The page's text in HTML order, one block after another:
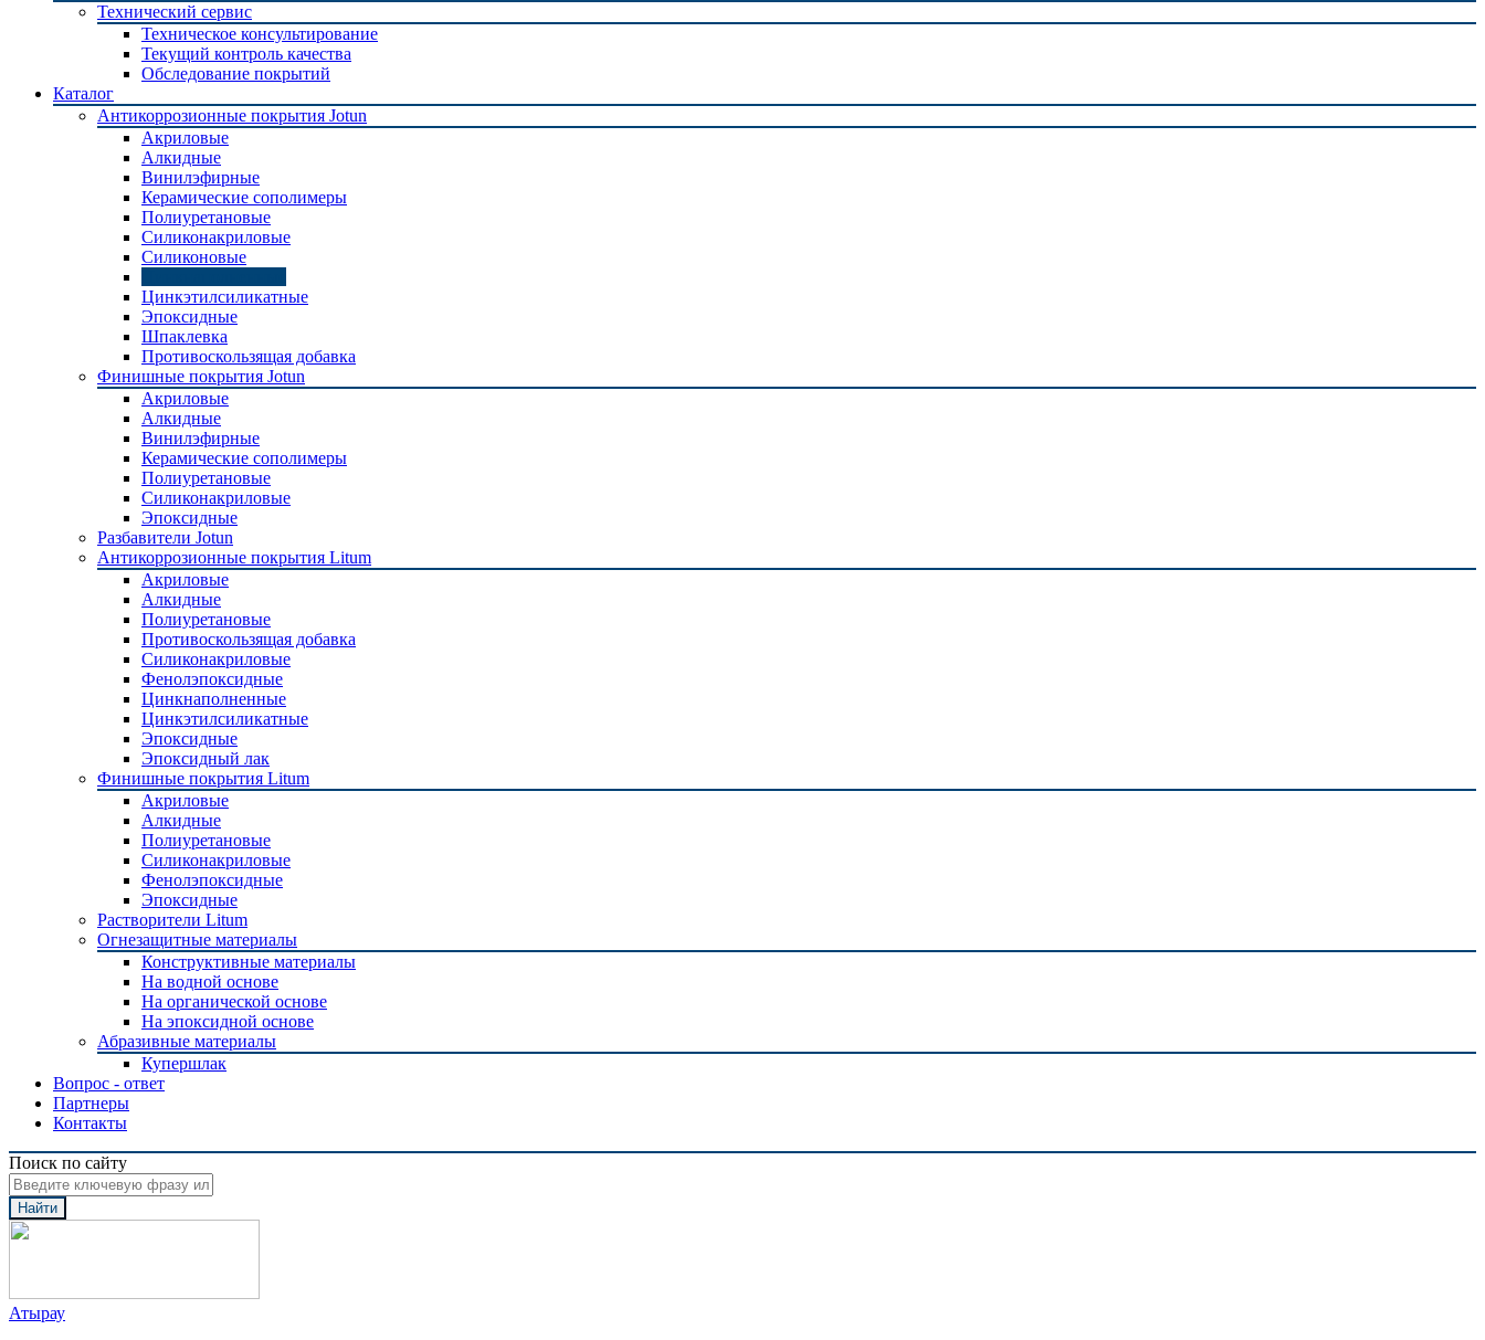
Технический сервис
Техническое консультирование
Текущий контроль качества
Обследование покрытий
Каталог
Антикоррозионные покрытия Jotun
Акриловые
Алкидные
Винилэфирные
Керамические сополимеры
Полиуретановые
Силиконакриловые
Силиконовые
Цинкэтилсиликатные
Эпоксидные
Шпаклевка
Противоскользящая добавка
Финишные покрытия Jotun
Акриловые
Алкидные
Винилэфирные
Керамические сополимеры
Полиуретановые
Силиконакриловые
Эпоксидные
Разбавители Jotun
Антикоррозионные покрытия Litum
Акриловые
Алкидные
Полиуретановые
Противоскользящая добавка
Силиконакриловые
Фенолэпоксидные
Цинкнаполненные
Цинкэтилсиликатные
Эпоксидные
Эпоксидный лак
Финишные покрытия Litum
Акриловые
Алкидные
Полиуретановые
Силиконакриловые
Фенолэпоксидные
Эпоксидные
Растворители Litum
Огнезащитные материалы
Конструктивные материалы
На водной основе
На органической основе
На эпоксидной основе
Абразивные материалы
Купершлак
Вопрос - ответ
Партнеры
Контакты
Поиск по сайту
Найти
Атырау